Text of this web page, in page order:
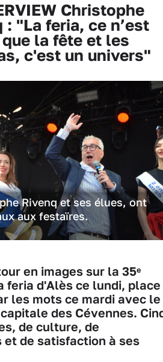
Christophe
: "La feria, ce n’est
la fête et les
c'est un univers"
Rivenq et ses élues, ont
aux festaïres.
en images sur la 35ᵉ
feria d'Alès ce lundi, place
les mots ce mardi avec le
des Cévennes.
de culture, de
et de satisfaction à ses